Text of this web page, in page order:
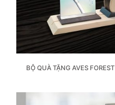
BỘ QUÀ TẶNG AVES FOREST